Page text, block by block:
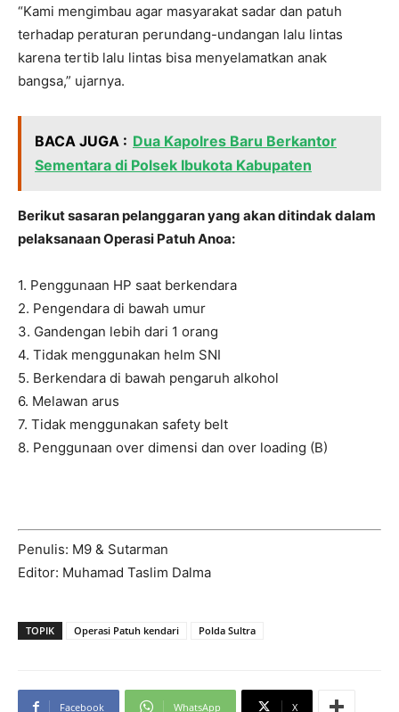
“Kami mengimbau agar masyarakat sadar dan patuh
terhadap peraturan perundang-undangan lalu lintas
karena tertib lalu lintas bisa menyelamatkan anak
bangsa,” ujarnya.
BACA JUGA : Dua Kapolres Baru Berkantor
Sementara di Polsek Ibukota Kabupaten
Berikut sasaran pelanggaran yang akan ditindak dalam
pelaksanaan Operasi Patuh Anoa:
1. Penggunaan HP saat berkendara
2. Pengendara di bawah umur
3. Gandengan lebih dari 1 orang
4. Tidak menggunakan helm SNI
5. Berkendara di bawah pengaruh alkohol
6. Melawan arus
7. Tidak menggunakan safety belt
8. Penggunaan over dimensi dan over loading (B)
Penulis: M9 & Sutarman
Editor: Muhamad Taslim Dalma
TOPIK Operasi Patuh kendari Polda Sultra
Facebook WhatsApp X